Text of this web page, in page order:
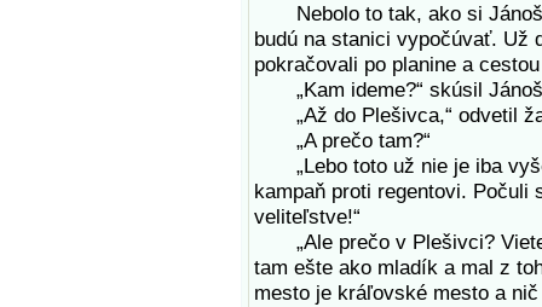
Nebolo to tak, ako si Jánoš
budú na stanici vypočúvať. Už
pokračovali po planine a
„Kam ideme?“ skúsil
„Až do Plešivca,“ odvetil
„A prečo tam?“
„Lebo toto už nie je iba
kampaň proti regentovi.
veliteľstve!“
„Ale prečo v Plešivci?
tam ešte ako mladík a mal z
mesto je kráľovské mesto a